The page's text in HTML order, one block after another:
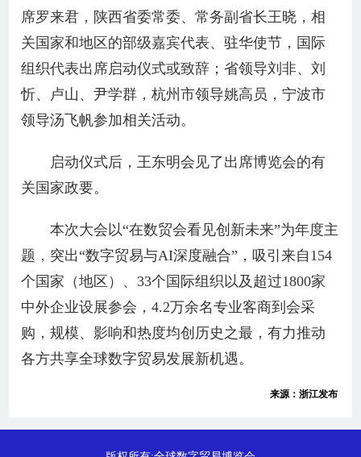
席罗来君，陕西省委常委、常务副省长王晓，相
关国家和地区的部级嘉宾代表、驻华使节，国际
组织代表出席启动仪式或致辞；省领导刘非、刘
忻、卢山、尹学群，杭州市领导姚高员，宁波市
领导汤飞帆参加相关活动。
启动仪式后，王东明会见了出席博览会的有
关国家政要。
本次大会以“在数贸会看见创新未来”为年度主
题，突出“数字贸易与AI深度融合”，吸引来自154
个国家（地区）、33个国际组织以及超过1800家
中外企业设展参会，4.2万余名专业客商到会采
购，规模、影响和热度均创历史之最，有力推动
各方共享全球数字贸易发展新机遇。
来源：浙江发布